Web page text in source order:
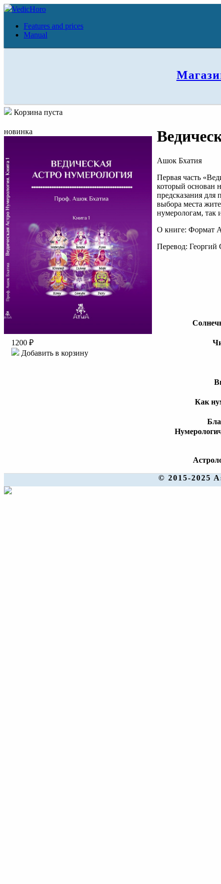
VedicHoro
Features and prices
Manual
Корзина пуста
новинка
1200 ₽
Добавить в корзину
Ашок Бхатия
Первая часть
который основан
предсказания для
выбора места
нумерологам, так
О книге: Формат
Перевод: Георгий
Как
© 2015-2025